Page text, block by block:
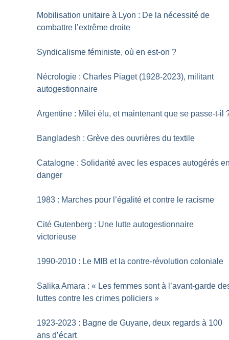
Mobilisation unitaire à Lyon : De la nécessité de
combattre l’extrême droite
Syndicalisme féministe, où en est-on ?
Nécrologie : Charles Piaget (1928-2023), militant
autogestionnaire
Argentine : Milei élu, et maintenant que se passe-t-il
Bangladesh : Grève des ouvrières du textile
Catalogne : Solidarité avec les espaces autogérés
danger
1983 : Marches pour l’égalité et contre le racisme
Cité Gutenberg : Une lutte autogestionnaire
victorieuse
1990-2010 : Le MIB et la contre-révolution coloniale
Salika Amara : « Les femmes sont à l’avant-garde
luttes contre les crimes policiers »
1923-2023 : Bagne de Guyane, deux regards à 100
ans d’écart